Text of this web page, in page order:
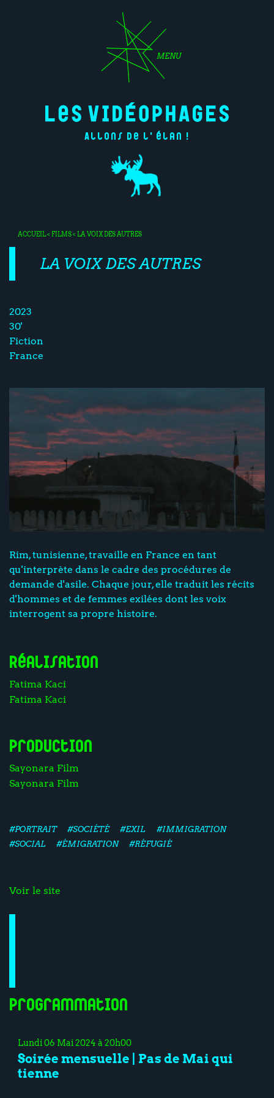
MENU
Allons de l'élan !
ACCUEIL< FILMS< LA VOIX DES AUTRES
LA VOIX DES AUTRES
2023
30'
Fiction
France
Rim, tunisienne, travaille en France en tant
qu'interprète dans le cadre des procédures de
demande d'asile. Chaque jour, elle traduit les récits
d'hommes et de femmes exilées dont les voix
interrogent sa propre histoire.
Réalisation
Fatima Kaci
Fatima Kaci
Production
Sayonara Film
Sayonara Film
#PORTRAIT #SOCIÉTÉ #EXIL
#IMMIGRATION
#SOCIAL
#ÉMIGRATION #RÉFUGIÉ
Voir le site
Programmation
Lundi 06 Mai 2024 à 20h00
Soirée mensuelle | Pas de Mai qui
tienne